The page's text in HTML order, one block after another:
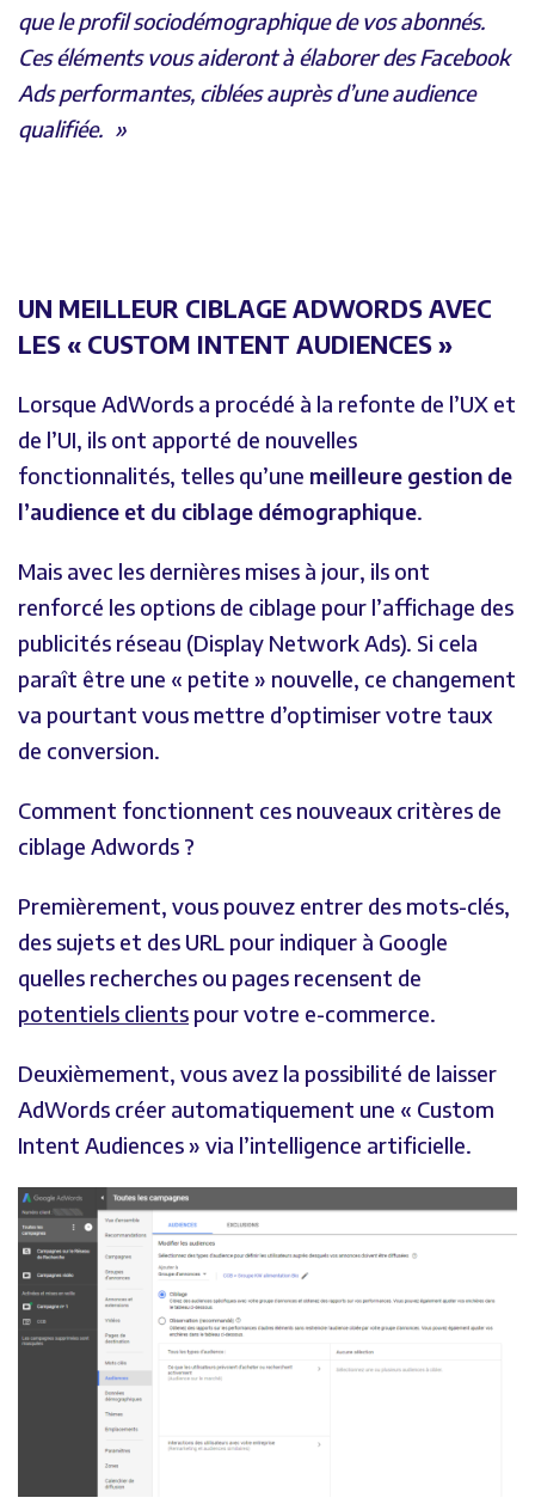
que le profil sociodémographique de vos abonnés.
Ces éléments vous aideront à élaborer des Facebook
Ads performantes, ciblées auprès d’une audience
qualifiée.
UN MEILLEUR CIBLAGE ADWORDS AVEC
LES « CUSTOM INTENT AUDIENCES »
Lorsque AdWords a procédé à la refonte de l’UX et
de l’UI, ils ont apporté de nouvelles
fonctionnalités, telles qu’une meilleure gestion de
l’audience et du ciblage démographique.
Mais avec les dernières mises à jour, ils ont
renforcé les options de ciblage pour l’affichage des
publicités réseau (Display Network Ads). Si cela
paraît être une « petite » nouvelle, ce changement
va pourtant vous mettre d’optimiser votre taux
de conversion.
Comment fonctionnent ces nouveaux critères de
ciblage Adwords ?
Premièrement, vous pouvez entrer des mots-clés,
des sujets et des URL pour indiquer à Google
quelles recherches ou pages recensent de
potentiels clients pour votre e-commerce.
Deuxièmement, vous avez la possibilité de laisser
AdWords créer automatiquement une « Custom
Intent Audiences » via l’intelligence artificielle.